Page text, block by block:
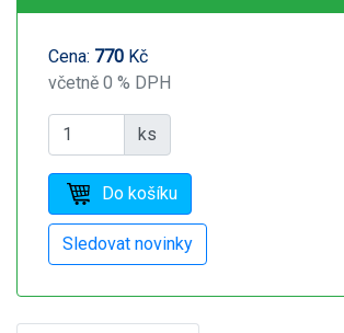
Cena: 770 Kč
včetně 0 % DPH
ks